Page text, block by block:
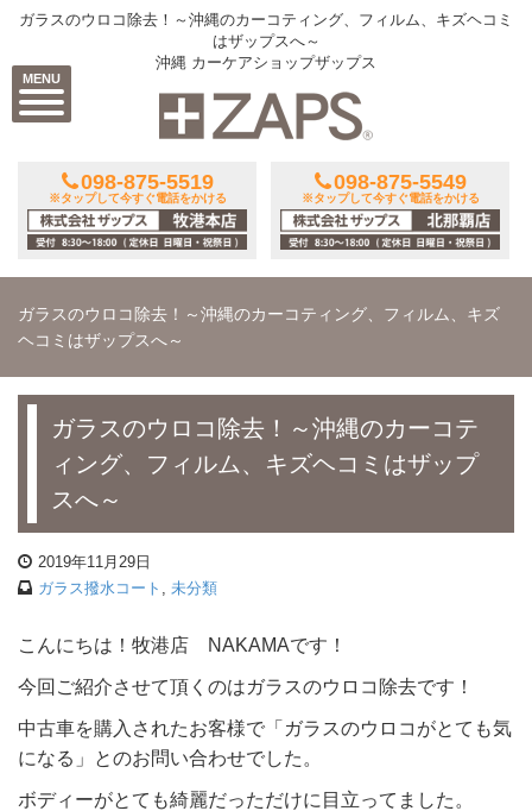
MENU
ガラスのウロコ除去！～沖縄のカーコティング、フィルム、キズヘコミ
はザップスへ～
沖縄 カーケアショップザップス
098-875-5519
※タップして今すぐ電話をかける
098-875-5549
※タップして今すぐ電話をかける
ガラスのウロコ除去！～沖縄のカーコティング、フィルム、キズ
ヘコミはザップスへ～
ガラスのウロコ除去！～沖縄のカーコテ
ィング、フィルム、キズヘコミはザップ
スへ～
2019年11月29日
ガラス撥水コート
未分類
こんにちは！牧港店 NAKAMAです！
今回ご紹介させて頂くのはガラスのウロコ除去です！
中古車を購入されたお客様で「ガラスのウロコがとても気
になる」とのお問い合わせでした。
ボディーがとても綺麗だっただけに目立ってました。